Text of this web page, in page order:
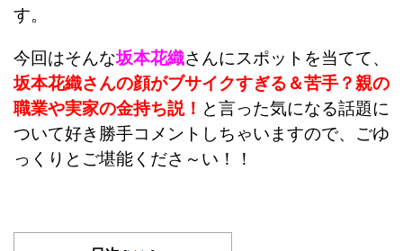
す。
今回はそんな坂本花織さんにスポットを当てて、
坂本花織さんの顔がブサイクすぎる＆苦手？親の
職業や実家の金持ち説！ と言った気になる話題に
ついて好き勝手コメントしちゃいますので、ごゆ
っくりとご堪能くださ～い！！